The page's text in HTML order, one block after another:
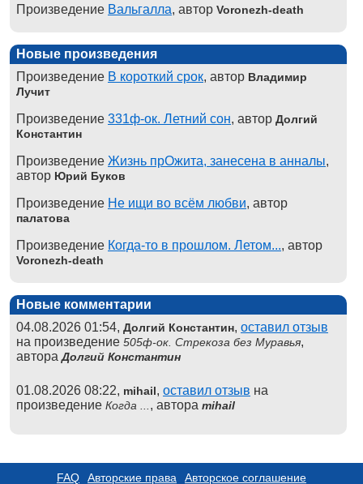
Произведение Вальгалла, автор Voronezh-death
Новые произведения
Произведение В короткий срок, автор Владимир
Лучит
Произведение 331ф-ок. Летний сон, автор Долгий
Константин
Произведение Жизнь прОжита, занесена в анналы,
автор Юрий Буков
Произведение Не ищи во всём любви, автор
палатова
Произведение Когда-то в прошлом. Летом..., автор
Voronezh-death
Новые комментарии
04.08.2026 01:54, Долгий Константин, оставил отзыв
на произведение 505ф-ок. Стрекоза без Муравья,
автораДолгий Константин
01.08.2026 08:22, mihail, оставил отзыв на
произведение Когда ... , автора mihail
FAQ Авторские права
Авторское соглашение